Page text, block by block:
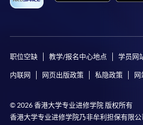
职位空缺 教学/报名中心地点 学员网
内联网 网页出版政策 私隐政策 网
© 2026 香港大学专业进修学院 版权所有
香港大学专业进修学院乃非牟利担保有限公